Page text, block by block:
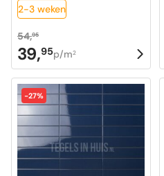
2-3 weken
54,95
Oorspronkelijke
prijs
was:
54,95.
39,95
Huidige
prijs
is:
39,95.
p/m2
-27%